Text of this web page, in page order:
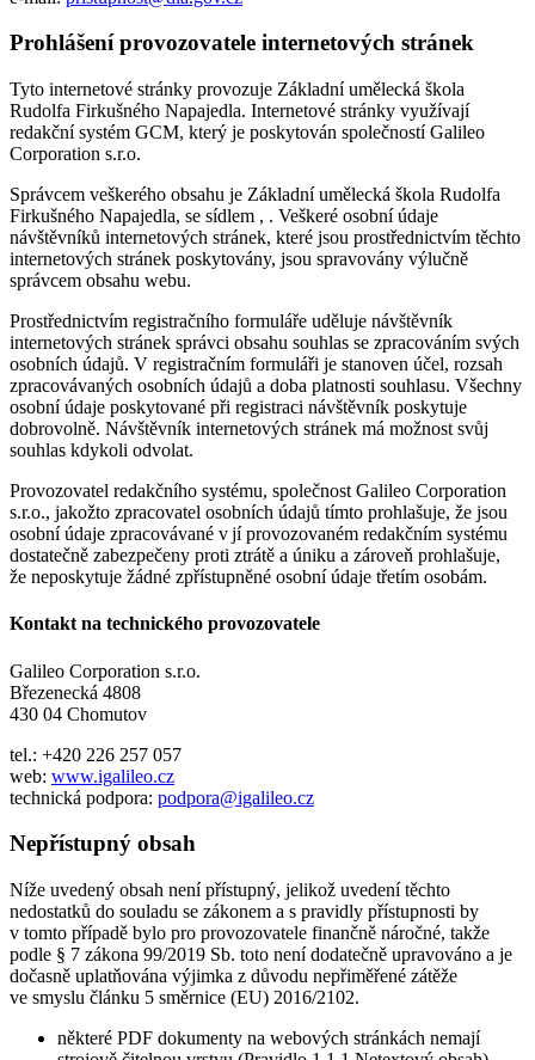
Prohlášení provozovatele internetových stránek
Tyto internetové stránky provozuje Základní umělecká škola
Rudolfa Firkušného Napajedla. Internetové stránky využívají
redakční systém GCM, který je poskytován společností Galileo
Corporation s.r.o.
Správcem veškerého obsahu je Základní umělecká škola Rudolfa
Firkušného Napajedla, se sídlem , . Veškeré osobní údaje
návštěvníků internetových stránek, které jsou prostřednictvím těchto
internetových stránek poskytovány, jsou spravovány výlučně
správcem obsahu webu.
Prostřednictvím registračního formuláře uděluje návštěvník
internetových stránek správci obsahu souhlas se zpracováním svých
osobních údajů. V registračním formuláři je stanoven účel, rozsah
zpracovávaných osobních údajů a doba platnosti souhlasu. Všechny
osobní údaje poskytované při registraci návštěvník poskytuje
dobrovolně. Návštěvník internetových stránek má možnost svůj
souhlas kdykoli odvolat.
Provozovatel redakčního systému, společnost Galileo Corporation
s.r.o., jakožto zpracovatel osobních údajů tímto prohlašuje, že jsou
osobní údaje zpracovávané v jí provozovaném redakčním systému
dostatečně zabezpečeny proti ztrátě a úniku a zároveň prohlašuje,
že neposkytuje žádné zpřístupněné osobní údaje třetím osobám.
Kontakt na technického provozovatele
Galileo Corporation s.r.o.
Březenecká 4808
430 04 Chomutov
tel.: +420 226 257 057
web: www.igalileo.cz
technická podpora: podpora@igalileo.cz
Nepřístupný obsah
Níže uvedený obsah není přístupný, jelikož uvedení těchto
nedostatků do souladu se zákonem a s pravidly přístupnosti by
v tomto případě bylo pro provozovatele finančně náročné, takže
podle § 7 zákona 99/2019 Sb. toto není dodatečně upravováno a je
dočasně uplatňována výjimka z důvodu nepřiměřené zátěže
ve smyslu článku 5 směrnice (EU) 2016/2102.
některé PDF dokumenty na webových stránkách nemají